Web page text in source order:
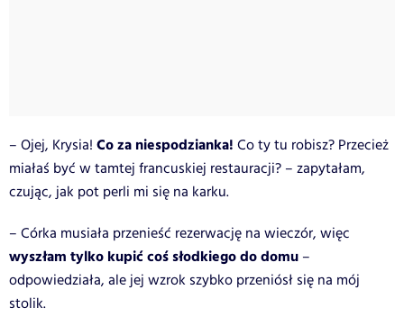
– Ojej, Krysia! Co za niespodzianka! Co ty tu robisz? Przecież
miałaś być w tamtej francuskiej restauracji? – zapytałam,
czując, jak pot perli mi się na karku.
– Córka musiała przenieść rezerwację na wieczór, więc
wyszłam tylko kupić coś słodkiego do domu –
odpowiedziała, ale jej wzrok szybko przeniósł się na mój
stolik.